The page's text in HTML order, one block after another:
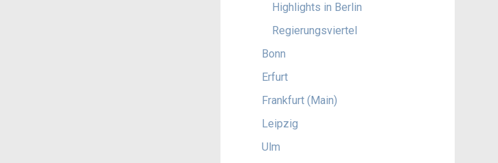
Highlights in Berlin
Regierungsviertel
Bonn
Erfurt
Frankfurt (Main)
Leipzig
Ulm